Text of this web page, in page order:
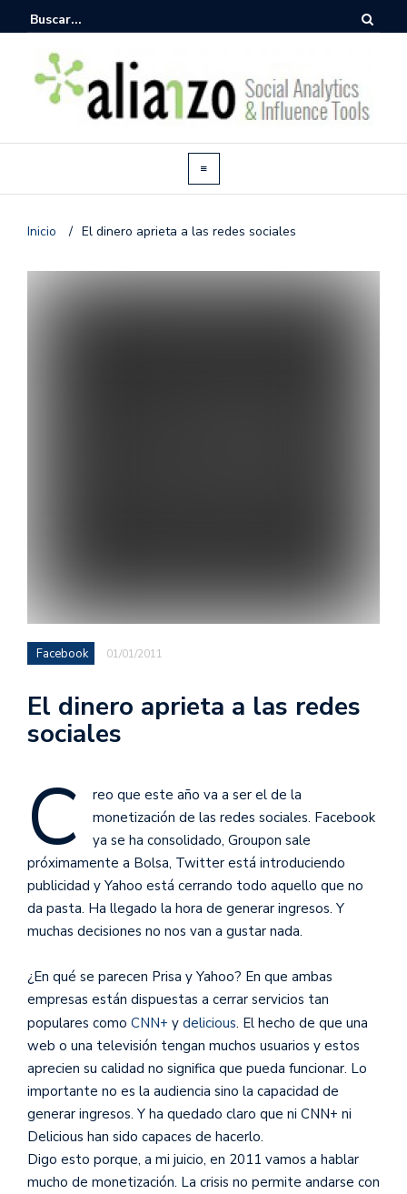
Inicio / El dinero aprieta a las redes sociales
Facebook 01/01/2011
El dinero aprieta a las redes
sociales
C
reo que este año va a ser el de la
monetización de las redes sociales. Facebook
ya se ha consolidado, Groupon sale
próximamente a Bolsa, Twitter está introduciendo
publicidad y Yahoo está cerrando todo aquello que no
da pasta. Ha llegado la hora de generar ingresos. Y
muchas decisiones no nos van a gustar nada.
¿En qué se parecen Prisa y Yahoo? En que ambas
empresas están dispuestas a cerrar servicios tan
populares como CNN+ y delicious. El hecho de que una
web o una televisión tengan muchos usuarios y estos
aprecien su calidad no significa que pueda funcionar. Lo
importante no es la audiencia sino la capacidad de
generar ingresos. Y ha quedado claro que ni CNN+ ni
Delicious han sido capaces de hacerlo.
Digo esto porque, a mi juicio, en 2011 vamos a hablar
mucho de monetización. La crisis no permite andarse con